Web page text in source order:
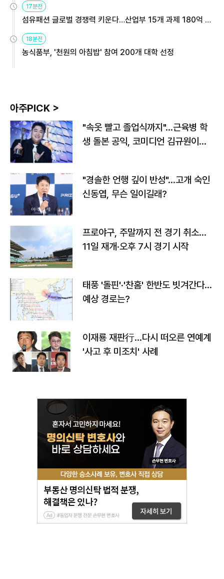
17분전
섬유패션 글로벌 경쟁력 키운다…산업부 15개 과제 180억 지
18분전
농식품부, '천원의 아침밥' 참여 200개 대학 선정
아주PICK >
"속옷 빨고 졸업식까지"…근육병 학
생 돌본 공익, 코미디언 김규원이었
"경솔한 언행 깊이 반성"…고개 숙인
신동엽, 무슨 일이길래?
프로야구, 주말까지 전 경기 취소…
11일 재개·오후 7시 경기 시작
태풍 '돌핀'·'찬홈' 한반도 빗겨간다…
예상 경로는?
이재룡 재판行…다시 떠오른 연예계
'사고 후 미조치' 사례